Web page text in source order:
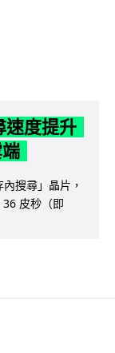
速度提升
搜尋」晶片，
皮秒（即